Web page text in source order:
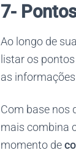
7-
Ao longo de
listar os
as
Com base nos
mais combina
momento de